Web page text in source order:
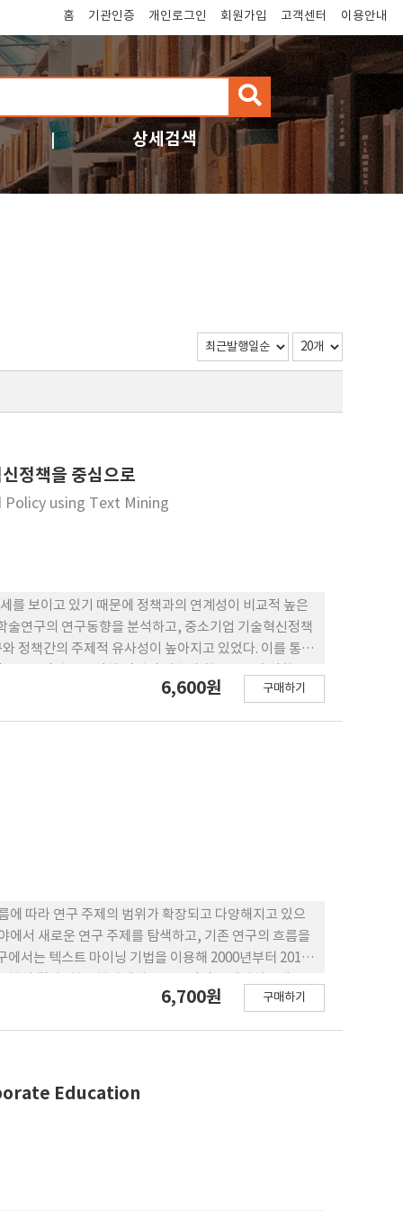
홈 기관인증 개인로그인 회원가입 고객센터 이용안내
검
색
상세검색
정책을 중심으로
using Text Mining
를 보이고 있기 때문에 정책과의 연계성이 비교적 높은
술연구의 연구동향을 분석하고, 중소기업 기술혁신정책
정책간의 주제적 유사성이 높아지고 있었다. 이를 통해
주제가 나타났으며, 해당 정책이 시행되는 시기에 학술
6,600원 구매하기
에 따라 연구 주제의 범위가 확장되고 다양해지고 있으
에서 새로운 연구 주제를 탐색하고, 기존 연구의 흐름을
에서는 텍스트 마이닝 기법을 이용해 2000년부터 2015
서 학문의 분화 현상이 나타났다. 연구 결과는 지난 16
6,700원 구매하기
Education